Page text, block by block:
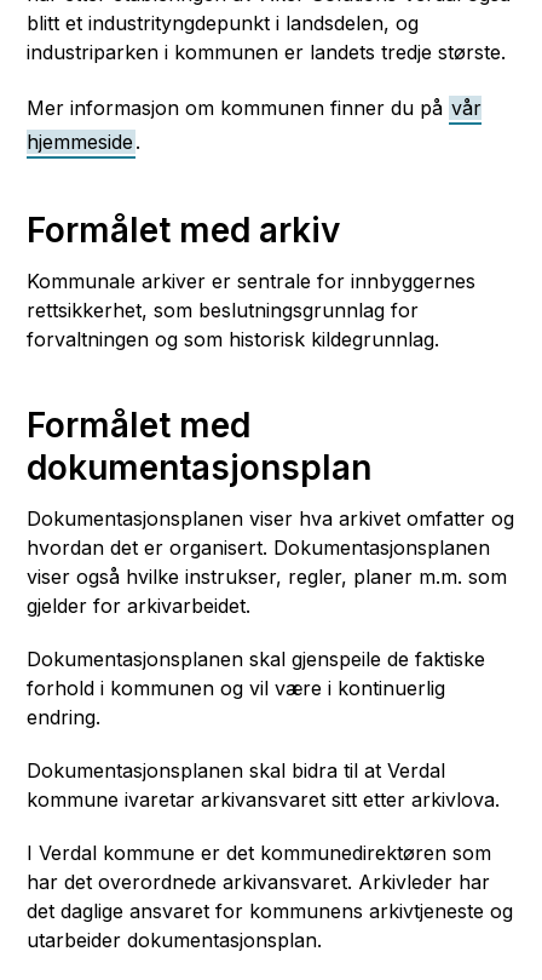
blitt et industrityngdepunkt i landsdelen, og
industriparken i kommunen er landets tredje største.
Mer informasjon om kommunen finner du på vår
hjemmeside .
Formålet med arkiv
Kommunale arkiver er sentrale for innbyggernes
rettsikkerhet, som beslutningsgrunnlag for
forvaltningen og som historisk kildegrunnlag.
Formålet med
dokumentasjonsplan
Dokumentasjonsplanen viser hva arkivet omfatter og
hvordan det er organisert. Dokumentasjonsplanen
viser også hvilke instrukser, regler, planer m.m. som
gjelder for arkivarbeidet.
Dokumentasjonsplanen skal gjenspeile de faktiske
forhold i kommunen og vil være i kontinuerlig
endring.
Dokumentasjonsplanen skal bidra til at Verdal
kommune ivaretar arkivansvaret sitt etter arkivlova.
I Verdal kommune er det kommunedirektøren som
har det overordnede arkivansvaret. Arkivleder har
det daglige ansvaret for kommunens arkivtjeneste og
utarbeider dokumentasjonsplan.